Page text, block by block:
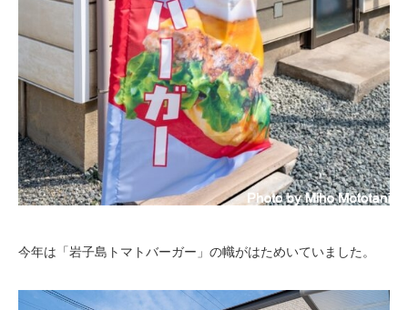
今年は「岩子島トマトバーガー」の幟がはためいていました。